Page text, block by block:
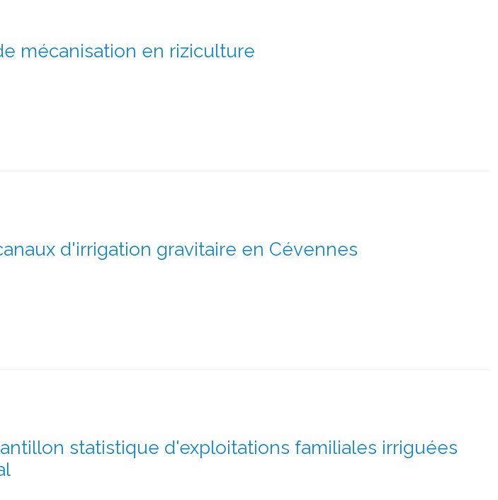
mécanisation en riziculture
d'irrigation gravitaire en Cévennes
statistique d'exploitations familiales irriguées